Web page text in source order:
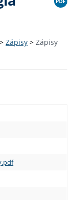
> Zápisy > Zápisy